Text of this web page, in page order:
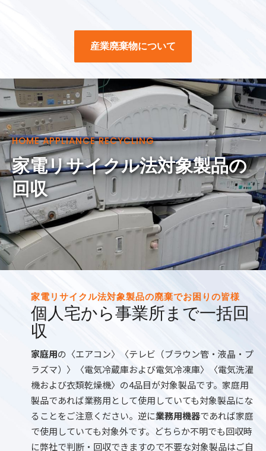
産業廃棄物について
家電リサイクル法対象製品の廃棄でお困りの皆様
個人宅から事業所まで一括回
収
家庭用の〈エアコン〉〈テレビ（ブラウン管・液晶・プ
ラズマ）〉〈電気冷蔵庫および電気冷凍庫〉〈電気洗濯
機および衣類乾燥機〉の4品目が対象製品です。 家庭用
製品であれば業務用として使用していても対象製品にな
ることをご注意ください。逆に業務用機器であれば家庭
で使用していても対象外です。 どちらか不明でも回収時
に弊社で判断・回収できますので不要な対象製品はご自
HOME APPLIANCE RECYCLING
家電リサイクル法対象製品の
回収